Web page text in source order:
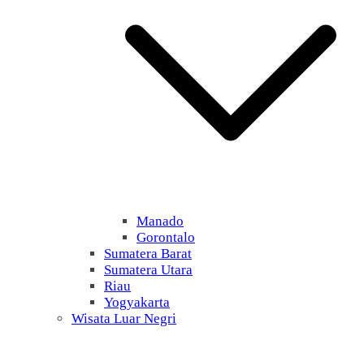
Manado
Gorontalo
Sumatera Barat
Sumatera Utara
Riau
Yogyakarta
Wisata Luar Negri